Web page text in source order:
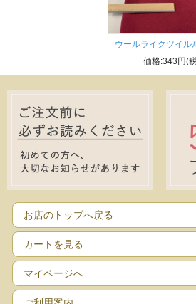
ウールライクツイル
価格:343円(
お店のトップへ戻る
カートを見る
マイページへ